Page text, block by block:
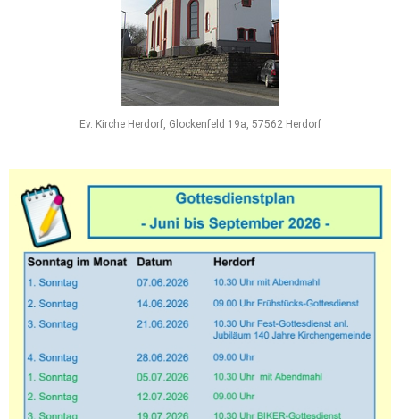
Ev. Kirche Herdorf, Glockenfeld 19a, 57562 Herdorf